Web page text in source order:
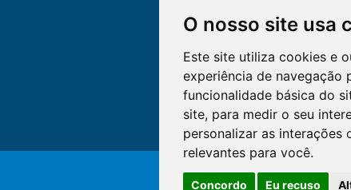
O nosso site usa
Este site utiliza cookies e
experiência de navegação
funcionalidade básica do
site, para medir o seu
personalizar as interações
relevantes para você.
Concordo Eu recuso